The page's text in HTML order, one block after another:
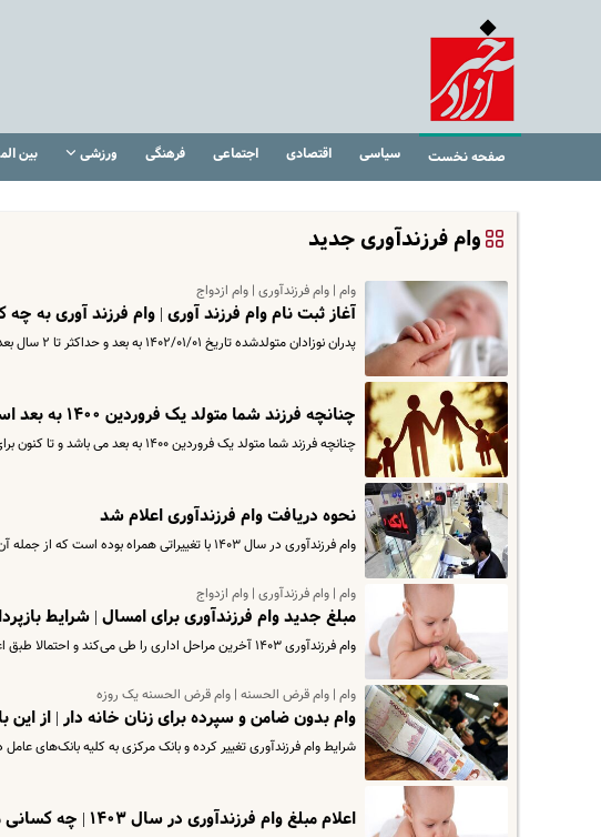
صفحه نخست سیاسی اقتصادی اجتماعی فرهنگی ورزشی بین
وام فرزندآوری جدید
وام | وام فرزندآوری | وام ازدواج
آغاز ثبت نام وام فرزند آوری | وام فرزند آوری به
پدران نوزادان متولدشده تاریخ ۱۴۰۲/۰۱/۰۱ به بعد و حداکثر تا ۲ سال بعد از تاریخ تولد نوزاد می‌توانند در سامانه وام فرزند…
چنانچه فرزند شما متولد یک فروردین ۱۴۰۰ به بعد است بخوانید | شرایط ثبت نام وام فرزند آوری ۱۴۰۳
چنانچه فرزند شما متولد یک فروردین ۱۴۰۰ به بعد می باشد و تا کنون برای او وام فرزند آوری دریافت نکرده اید می توانید از…
نحوه دریافت وام فرزندآوری اعلام شد
وام فرزندآوری در سال ۱۴۰۳ با تغییراتی همراه بوده است که از جمله آن می‌توان به افزایش مبلغ وام و حذف کارت پایان خدمت…
وام | وام فرزندآوری | وام ازدواج
مبلغ جدید وام فرزندآوری برای امسال | شرایط
وام فرزندآوری ۱۴۰۳ آخرین مراحل اداری را طی می‌کند و احتمالا طبق اعدادوارقام اعلامی در لایحه بودجه ۱۰ تا ۵۰ میلیون…
وام | وام قرض الحسنه | وام قرض الحسنه یک روزه
وام بدون ضامن و سپرده برای زنان خانه دار | از این بانک ها وام 130 میلیونی
شرایط وام فرزندآوری تغییر کرده و بانک مرکزی به کلیه بانک‌های عامل دستور داده ظرف
اعلام مبلغ وام فرزندآوری در سال ۱۴۰۳ | چه کسانی مشمول دریافت این وام شدند؟